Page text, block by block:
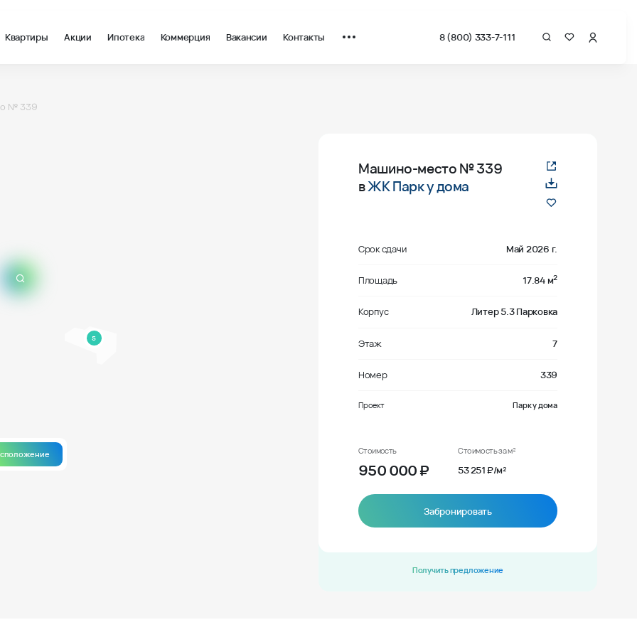
Квартиры Акции Ипотека Коммерция Вакансии Контакты 8 (800) 333-7-111
№ 339
5
Машино-место№ 339
вЖК Парк у дома
Срок сдачи Май 2026 г.
Площадь 17.84 м2
Корпус Литер 5.3 Парковка
Этаж 7
Номер 339
Проект Парк у дома
Стоимость
950 000₽
Стоимость за м²
53 251 ₽/м²
Забронировать
Получить предложение